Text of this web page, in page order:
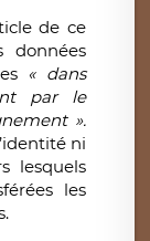
de ce
données
« dans
par le
».
ni
lesquels
les